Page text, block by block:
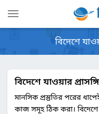
Toggle
বিদেশে
বিদেশে যাওয়ার
মানসিক প্রস্তুতির পরের
কাজ সমূহ ঠিক করা।